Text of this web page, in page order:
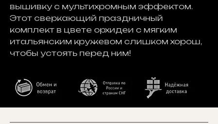
вышивку с мультихромным эффектом.
Этот сверкающий праздничный
комплект в цвете орхидеи с мягким
итальянским кружевом слишком хорош,
чтобы устоять перед ним!